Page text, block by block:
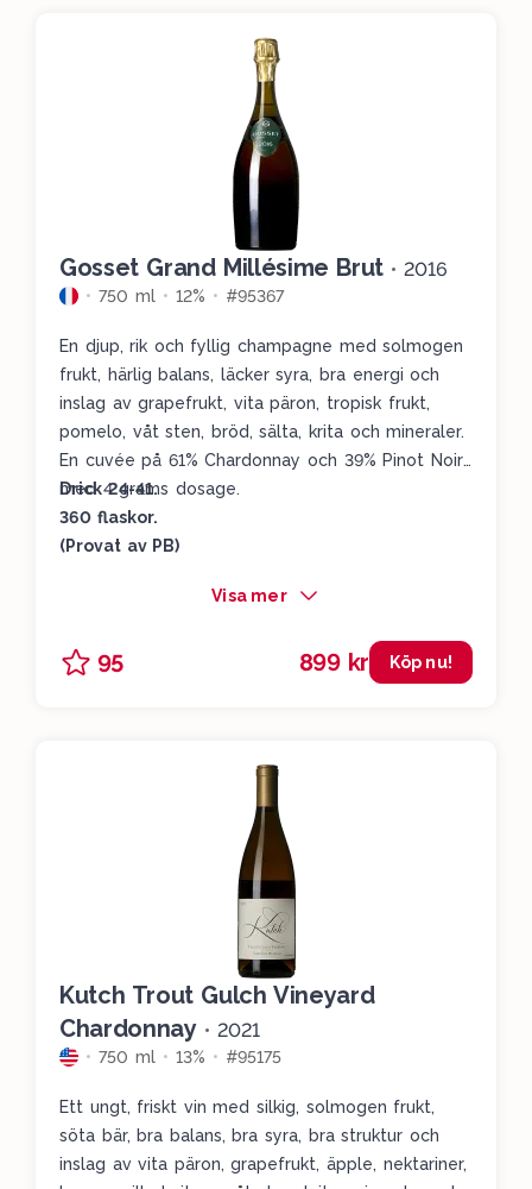
Gosset Grand Millésime Brut • 2016
750 ml 12% #95367
En djup, rik och fyllig champagne med solmogen
frukt, härlig balans, läcker syra, bra energi och
inslag av grapefrukt, vita päron, tropisk frukt,
pomelo, våt sten, bröd, sälta, krita och mineraler.
En cuvée på 61% Chardonnay och 39% Pinot Noir
med 4 grams dosage.
Drick 24-41.
360 flaskor.
(Provat av PB)
Visa mer
95 899 kr Köp nu!
Kutch Trout Gulch Vineyard
Chardonnay • 2021
750 ml 13% #95175
Ett ungt, friskt vin med silkig, solmogen frukt,
söta bär, bra balans, bra syra, bra struktur och
inslag av vita päron, grapefrukt, äpple, nektariner,